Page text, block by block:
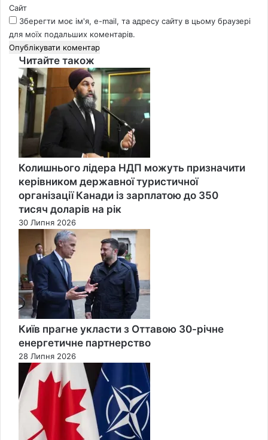
Сайт
Зберегти моє ім'я, e-mail, та адресу сайту в цьому браузері
для моїх подальших коментарів.
Читайте також
Close
Колишнього лідера НДП можуть призначити
керівником державної туристичної
організації Канади із зарплатою до 350
тисяч доларів на рік
30 Липня 2026
Київ прагне укласти з Оттавою 30-річне
енергетичне партнерство
28 Липня 2026